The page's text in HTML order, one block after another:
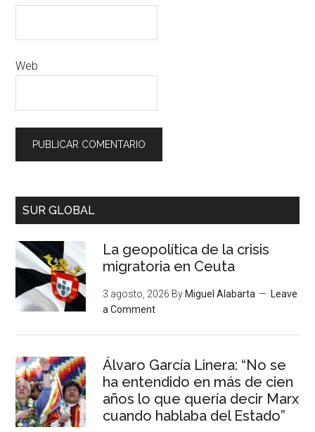
Web
SUR GLOBAL
La geopolítica de la crisis
migratoria en Ceuta
3 agosto, 2026 By Miguel Alabarta
Leave
a Comment
Álvaro García Linera: “No se
ha entendido en más de cien
años lo que quería decir Marx
cuando hablaba del Estado”